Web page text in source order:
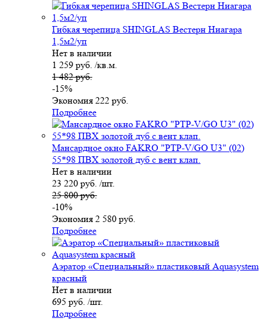
Гибкая черепица SHINGLAS Вестерн Ниагара
1,5м2/уп
Нет в наличии
1 259 руб. /кв.м.
1 482 руб.
-15%
Экономия 222 руб.
Подробнее
Мансардное окно FAKRO "РТР-V/GO U3" (02)
55*98 ПВХ золотой дуб с вент клап.
Нет в наличии
23 220 руб. /шт.
25 800 руб.
-10%
Экономия 2 580 руб.
Подробнее
Аэратор «Специальный» пластиковый Aquasystem
красный
Нет в наличии
695 руб. /шт.
Подробнее